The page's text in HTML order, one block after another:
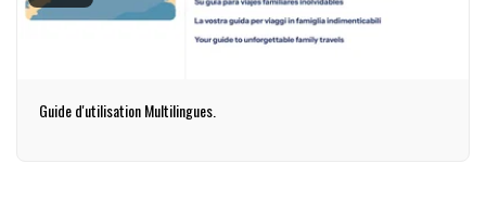
Guide d'utilisation Multilingues.